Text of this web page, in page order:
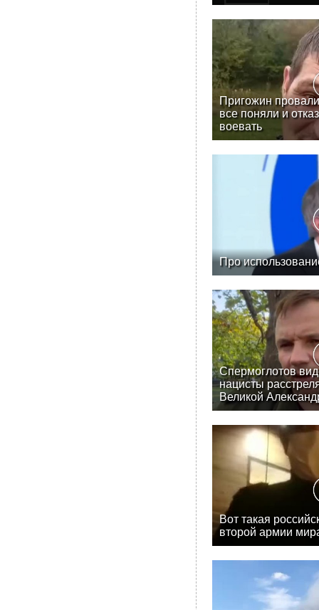
Пригожин
все поняли и
воевать
Про
Спермоглотов
нацисты
Великой
Вот такая
второй армии